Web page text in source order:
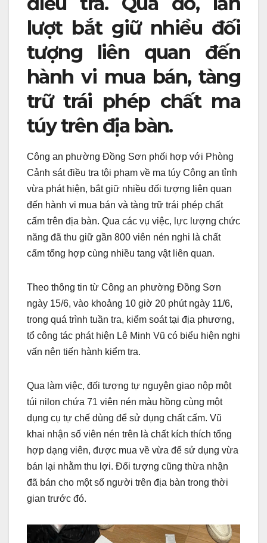
lượt bắt giữ nhiều đối
tượng liên quan đến
hành vi mua bán, tàng
trữ trái phép chất ma
túy trên địa bàn.
Công an phường Đồng Sơn phối hợp với Phòng
Cảnh sát điều tra tội phạm về ma túy Công an tỉnh
vừa phát hiện, bắt giữ nhiều đối tượng liên quan
đến hành vi mua bán và tàng trữ trái phép chất
cấm trên địa bàn. Qua các vụ việc, lực lượng chức
năng đã thu giữ gần 800 viên nén nghi là chất
cấm tổng hợp cùng nhiều tang vật liên quan.
Theo thông tin từ Công an phường Đồng Sơn
ngày 15/6, vào khoảng 10 giờ 20 phút ngày 11/6,
trong quá trình tuần tra, kiểm soát tại địa phương,
tổ công tác phát hiện Lê Minh Vũ có biểu hiện nghi
vấn nên tiến hành kiểm tra.
Qua làm việc, đối tượng tự nguyện giao nộp một
túi nilon chứa 71 viên nén màu hồng cùng một
dụng cụ tự chế dùng để sử dụng chất cấm. Vũ
khai nhận số viên nén trên là chất kích thích tổng
hợp dạng viên, được mua về vừa để sử dụng vừa
bán lại nhằm thu lợi. Đối tượng cũng thừa nhận
đã bán cho một số người trên địa bàn trong thời
gian trước đó.